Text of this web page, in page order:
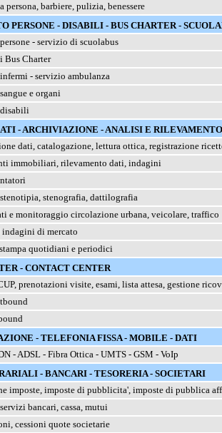
persona, barbiere, pulizia, benessere
PERSONE - DISABILI - BUS CHARTER -
- servizio di scuolabus
Bus Charter
- servizio ambulanza
e organi
- ARCHIVIAZIONE - ANALISI E
dati, catalogazione, lettura ottica, registrazione
immobiliari, rilevamento dati, indagini
stenografia, dattilografia
e monitoraggio circolazione urbana, veicolare, traffico
di mercato
quotidiani e periodici
- CONTACT CENTER
prenotazioni visite, esami, lista attesa, gestione
- TELEFONIA FISSA - MOBILE - DATI
- ADSL - Fibra Ottica - UMTS - GSM - VoIp
- BANCARI - TESORERIA - SOCIETARI
imposte, imposte di pubblicita', imposte di pubblica
bancari, cassa, mutui
cessioni quote societarie